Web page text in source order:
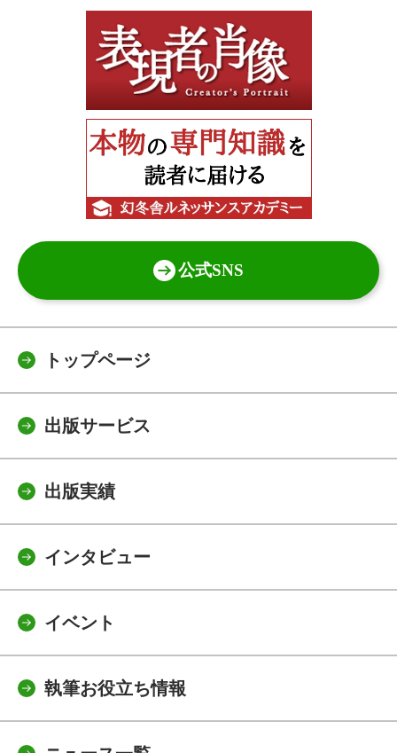
公式SNS
トップページ
出版サービス
出版実績
インタビュー
イベント
執筆お役立ち情報